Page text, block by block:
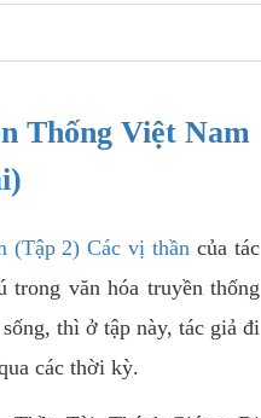
Thống Việt Nam
(Tập 2) Các vị thần của tác
trong văn hóa truyền thống
thì ở tập này, tác giả đi
các thời kỳ.